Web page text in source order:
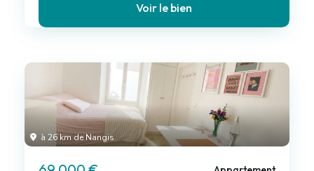
Voir le bien
à 26 km de Nangis